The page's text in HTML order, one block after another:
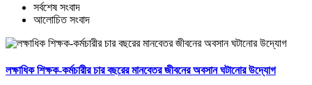
সর্বশেষ সংবাদ
আলোচিত সংবাদ
লক্ষাধিক শিক্ষক-কর্মচারীর চার বছরের মানবেতর জীবনের অবসান ঘটানোর উদ্যোগ